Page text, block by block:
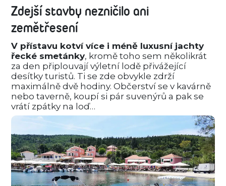
Zdejší stavby nezničilo ani
zemětřesení
V přístavu kotví více i méně luxusní jachty
řecké smetánky, kromě toho sem několikrát
za den připlouvají výletní lodě přivážející
desítky turistů. Ti se zde obvykle zdrží
maximálně dvě hodiny. Občerství se v kavárně
nebo taverně, koupí si pár suvenýrů a pak se
vrátí zpátky na loď…